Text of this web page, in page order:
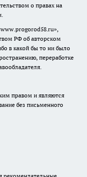
о правах на
www.progorod58.ru»,
РФ об авторском
в какой бы то ни было
переработке
правом и являются
без письменного